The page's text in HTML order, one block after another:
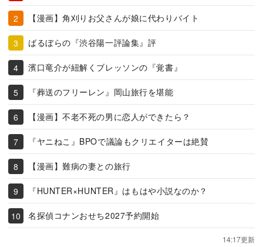
【漫画】角刈りお父さんが娘に代わりバイト
ばるぼらの『渋谷陽一評論集』評
濱口竜介が紐解くブレッソンの『覚書』
『葬送のフリーレン』岡山旅行を堪能
【漫画】不老不死の男に恋人ができたら？
『ヤニねこ』BPOで議論もクリエイターは絶賛
【漫画】難病の妻との旅行
『HUNTER×HUNTER』はもはや小説なのか？
名探偵コナンおせち2027予約開始
14:17更新